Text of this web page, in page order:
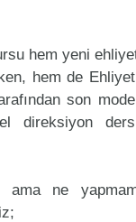
hem yeni
hem de
son
direksiyon
ama ne